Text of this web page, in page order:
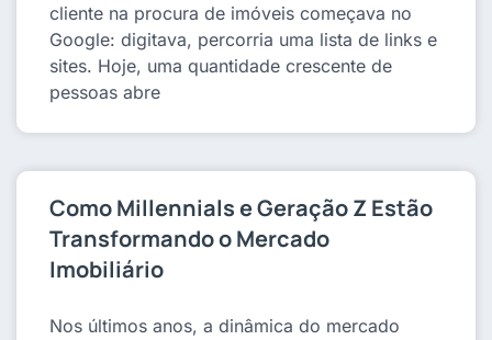
cliente na procura de imóveis começava no
Google: digitava, percorria uma lista de links e
sites. Hoje, uma quantidade crescente de
pessoas abre
Como Millennials e Geração Z Estão
Transformando o Mercado
Imobiliário
Nos últimos anos, a dinâmica do mercado